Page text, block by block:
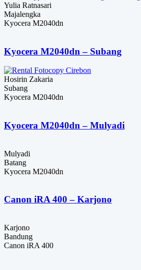
Yulia Ratnasari
Majalengka
Kyocera M2040dn
Kyocera M2040dn – Subang
Hosirin Zakaria
Subang
Kyocera M2040dn
Kyocera M2040dn – Mulyadi
Mulyadi
Batang
Kyocera M2040dn
Canon iRA 400 – Karjono
Karjono
Bandung
Canon iRA 400